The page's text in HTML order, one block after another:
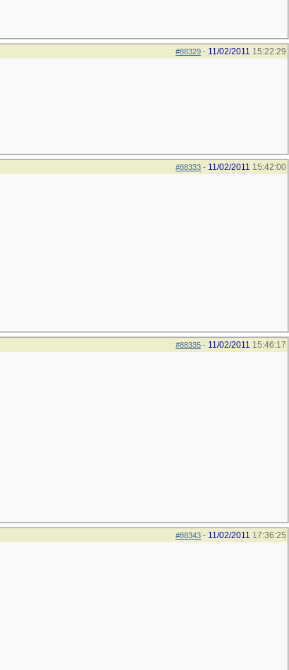
#88329 - 11/02/2011 15:22:29
#88333 - 11/02/2011 15:42:00
#88335 - 11/02/2011 15:46:17
#88343 - 11/02/2011 17:36:25